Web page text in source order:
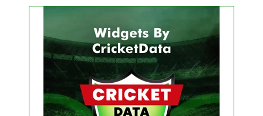
FIXTURE
No live matches found.
See recent results
See fixtures